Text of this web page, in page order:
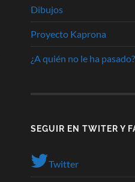
Dibujos
Proyecto Kaprona
¿A quién no le ha pasado?
SEGUIR EN TWITER Y
Twitter